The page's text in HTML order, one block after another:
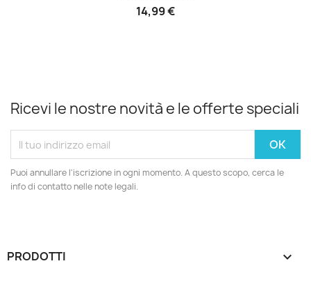
14,99 €
Ricevi le nostre novità e le offerte speciali
Puoi annullare l'iscrizione in ogni momento. A questo scopo, cerca le
info di contatto nelle note legali.
PRODOTTI 